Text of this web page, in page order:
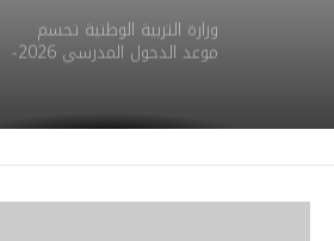
وزارة التربية الوطنية تحسم
موعد الدخول المدرسي 2026-